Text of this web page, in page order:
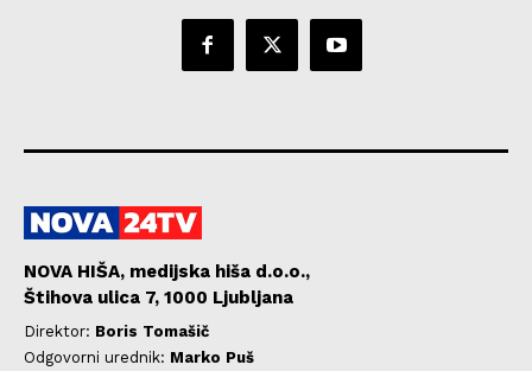
NOVA HIŠA, medijska hiša d.o.o.,
Štihova ulica 7, 1000 Ljubljana
Direktor: Boris Tomašič
Odgovorni urednik: Marko Puš